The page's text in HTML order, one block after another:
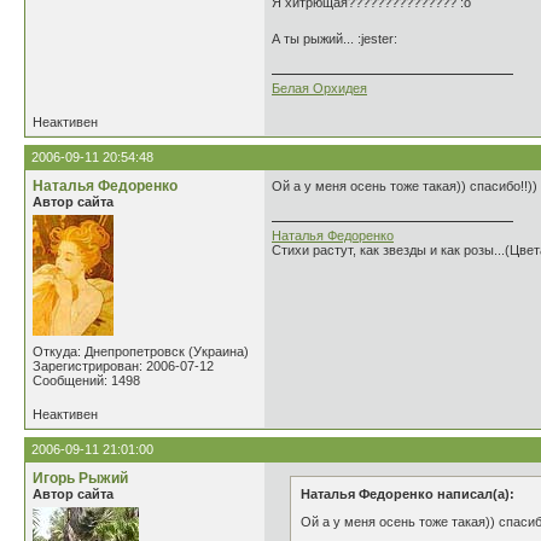
А ты рыжий... :jester:
Белая Орхидея
Неактивен
2006-09-11 20:54:48
Наталья Федоренко
Автор сайта
Откуда: Днепропетровск (Украина)
Зарегистрирован: 2006-07-12
Сообщений: 1498
Ой а у меня осень тоже такая)) спасибо!!))
Наталья Федоренко
Стихи растут, как звезды и как
Неактивен
2006-09-11 21:01:00
Игорь Рыжий
Автор сайта
Наталья Федоренко написал(а):
Ой а у меня осень тоже такая))